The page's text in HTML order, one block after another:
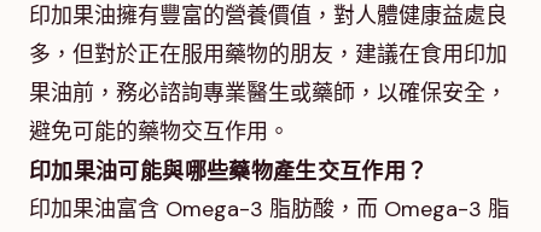
印加果油擁有豐富的營養價值，對人體健康益處良
多，但對於正在服用藥物的朋友，建議在食用印加
果油前，務必諮詢專業醫生或藥師，以確保安全，
避免可能的藥物交互作用。
印加果油可能與哪些藥物產生交互作用？
印加果油富含 Omega-3 脂肪酸，而 Omega-3 脂